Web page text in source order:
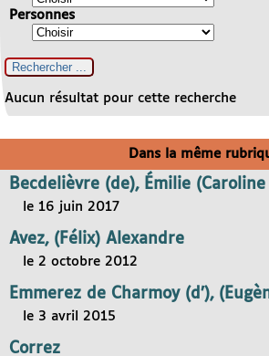
Personnes
Aucun résultat pour cette recherche
Dans la même
Becdelièvre (de), Émilie
le 16 juin 2017
Avez, (Félix) Alexandre
le 2 octobre 2012
Emmerez de Charmoy (d’),
le 3 avril 2015
Correz